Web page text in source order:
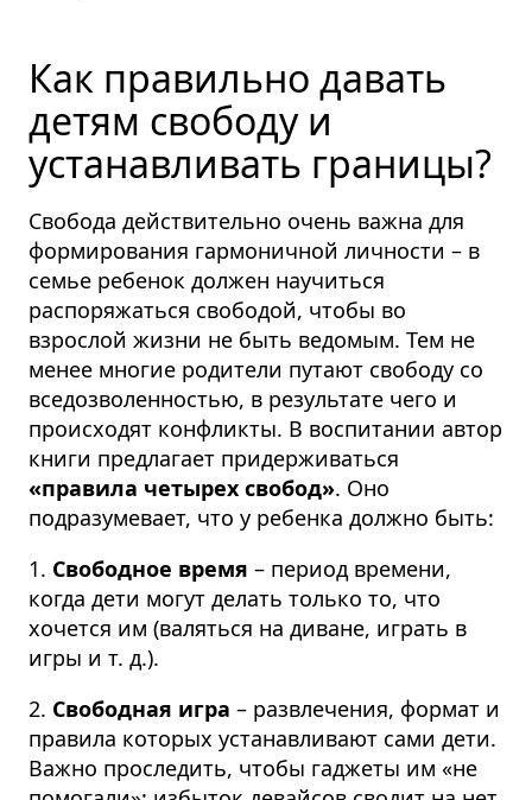
Как правильно давать
детям свободу и
устанавливать границы?
Свобода действительно очень важна для
формирования гармоничной личности – в
семье ребенок должен научиться
распоряжаться свободой, чтобы во
взрослой жизни не быть ведомым. Тем не
менее многие родители путают свободу со
вседозволенностью, в результате чего и
происходят конфликты. В воспитании автор
книги предлагает придерживаться
«правила четырех свобод». Оно
подразумевает, что у ребенка должно быть:
1. Свободное время – период времени,
когда дети могут делать только то, что
хочется им (валяться на диване, играть в
игры и т. д.).
2. Свободная игра – развлечения, формат и
правила которых устанавливают сами дети.
Важно проследить, чтобы гаджеты им «не